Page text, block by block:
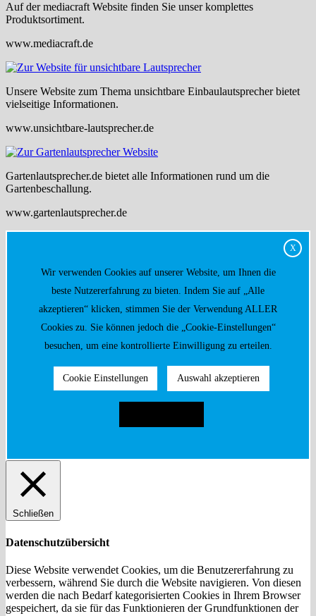
Auf der mediacraft Website finden Sie unser komplettes
Produktsortiment.
www.mediacraft.de
Unsere Website zum Thema unsichtbare Einbaulautsprecher bietet
vielseitige Informationen.
www.unsichtbare-lautsprecher.de
Gartenlautsprecher.de bietet alle Informationen rund um die
Gartenbeschallung.
www.gartenlautsprecher.de
X
Wir verwenden Cookies auf unserer Website, um Ihnen die
beste Nutzererfahrung zu bieten. Indem Sie auf „Alle
akzeptieren“ klicken, stimmen Sie der Verwendung ALLER
Cookies zu. Sie können jedoch die „Cookie-Einstellungen“
besuchen, um eine kontrollierte Einwilligung zu erteilen.
Cookie Einstellungen Auswahl akzeptieren
Schließen
Datenschutzübersicht
Diese Website verwendet Cookies, um die Benutzererfahrung zu
verbessern, während Sie durch die Website navigieren. Von diesen
werden die nach Bedarf kategorisierten Cookies in Ihrem Browser
gespeichert, da sie für das Funktionieren der Grundfunktionen der